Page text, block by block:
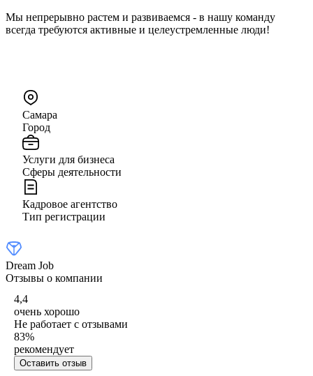
Мы непрерывно растем и развиваемся - в нашу команду
всегда требуются активные и целеустремленные люди!
Самара
Город
Услуги для бизнеса
Сферы деятельности
Кадровое агентство
Тип регистрации
Dream Job
Отзывы о компании
4,4
очень хорошо
Не работает с отзывами
83%
рекомендует
Оставить отзыв